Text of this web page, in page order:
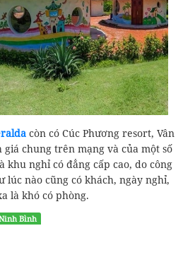
còn có Cúc Phương resort, Vân
chung trên mạng và của một số
nghỉ có đẳng cấp cao, do công
lúc nào cũng có khách, ngày nghỉ,
là khó có phòng.
Bình